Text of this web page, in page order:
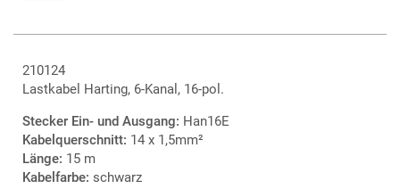
210124
Lastkabel Harting, 6-Kanal, 16-pol.
Stecker Ein- und Ausgang: Han16E
Kabelquerschnitt: 14 x 1,5mm²
Länge: 15 m
Kabelfarbe: schwarz